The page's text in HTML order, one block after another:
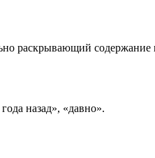
раскрывающий содержание
назад», «давно».